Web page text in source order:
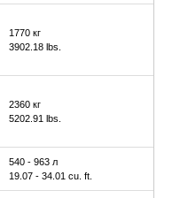
1770 кг
3902.18 lbs.
2360 кг
5202.91 lbs.
540 - 963 л
19.07 - 34.01 cu. ft.